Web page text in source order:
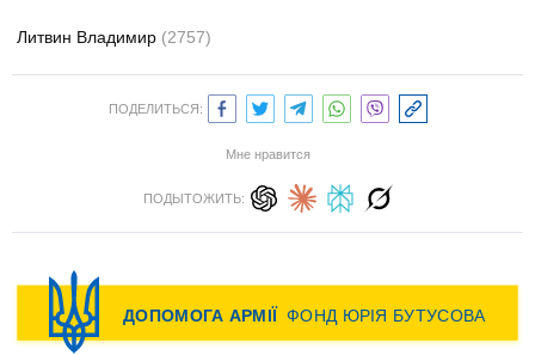
Литвин Владимир (2757)
ПОДЕЛИТЬСЯ:
Мне нравится
ПОДЫТОЖИТЬ: